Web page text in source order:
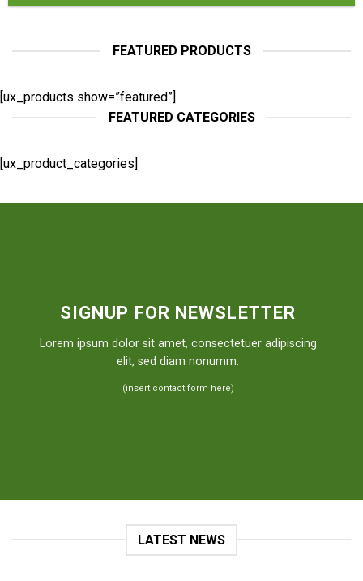
FEATURED PRODUCTS
[ux_products show=”featured”]
FEATURED CATEGORIES
[ux_product_categories]
SIGNUP FOR NEWSLETTER
Lorem ipsum dolor sit amet, consectetuer adipiscing
elit, sed diam nonumm.
(insert contact form here)
LATEST NEWS